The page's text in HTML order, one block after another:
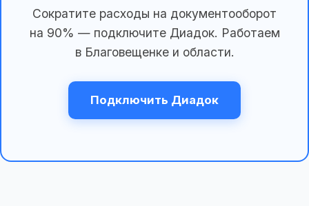
Сократите расходы на документооборот
на 90% — подключите Диадок. Работаем
в Благовещенке и области.
Подключить Диадок